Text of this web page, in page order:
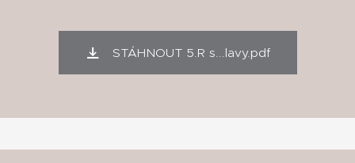
STÁHNOUT 5.R s...lavy.pdf